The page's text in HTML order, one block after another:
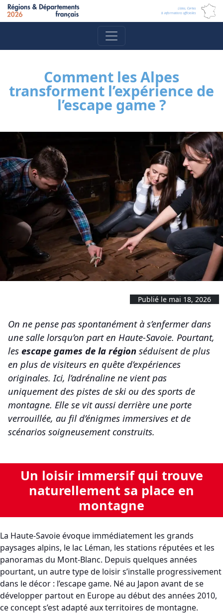
Comment les Alpes
transforment l’expérience de
l’escape game ?
Publié le mai 18, 2026
On ne pense pas spontanément à s’enfermer dans
une salle lorsqu’on part en Haute-Savoie. Pourtant,
les escape games de la région séduisent de plus
en plus de visiteurs en quête d’expériences
originales. Ici, l’adrénaline ne vient pas
uniquement des pistes de ski ou des sports de
montagne. Elle se vit aussi derrière une porte
verrouillée, au fil d’énigmes immersives et de
scénarios soigneusement construits.
Un loisir immersif qui trouve
naturellement sa place en
montagne
La Haute-Savoie évoque immédiatement les grands
paysages alpins, le lac Léman, les stations réputées et les
panoramas du Mont-Blanc. Depuis quelques années
pourtant, un autre type de loisir s’installe progressivement
dans le décor : l’escape game. Né au Japon avant de se
développer partout en Europe au début des années 2010,
ce concept s’est adapté aux territoires de montagne.